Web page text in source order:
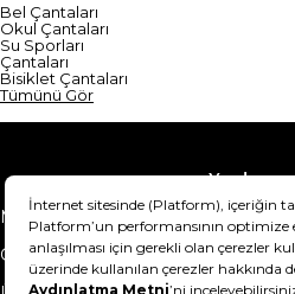
Bel Çantaları
Okul Çantaları
Su Sporları
Çantaları
Bisiklet Çantaları
Tümünü Gör
Yardım
Mesafeli Satış Sözleşmesi
Gizlilik Sözleşmesi